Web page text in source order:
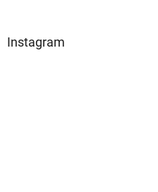
Instagram